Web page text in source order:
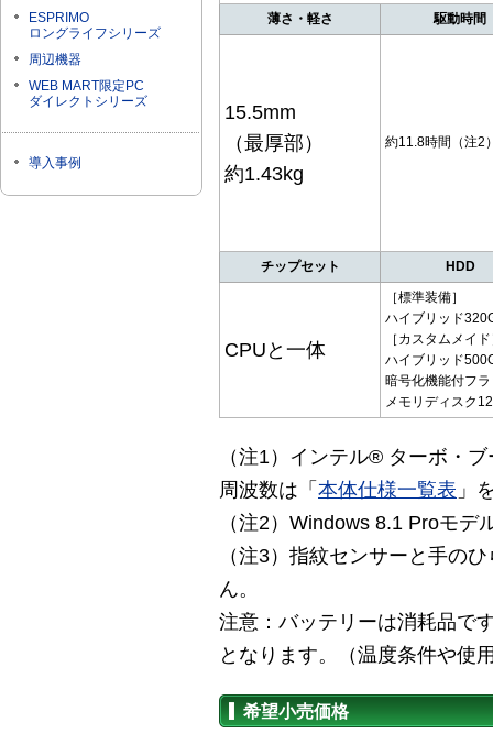
ESPRIMO
ロングライフシリーズ
周辺機器
WEB MART限定PC
ダイレクトシリーズ
導入事例
薄さ・軽さ 駆動時間
15.5mm
（最厚部）
約1.43kg
約11.8時間（注2
チップセット HDD
CPUと一体
［標準装備］
ハイブリッド
［カスタムメイ
ハイブリッド
暗号化機能付フ
メモリディスク
（注1）インテル® ターボ・
周波数は「 本体仕様一覧表 」
（注2）Windows 8.1 Proモデ
（注3）指紋センサーと手の
ん。
注意：バッテリーは消耗品で
となります。（温度条件や使
希望小売価格